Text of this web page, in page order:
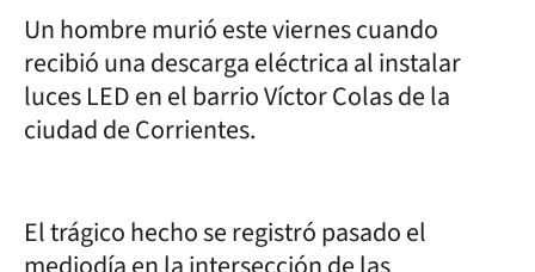
Un hombre murió este viernes cuando
recibió una descarga eléctrica al instalar
luces LED en el barrio Víctor Colas de la
ciudad de Corrientes.
El trágico hecho se registró pasado el